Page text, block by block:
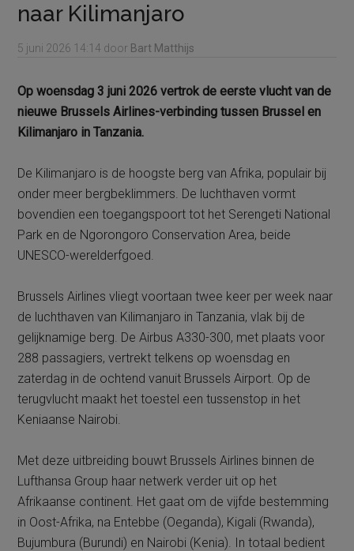
naar Kilimanjaro
5 juni 2026 14:14 door Bart Matthijs
Op woensdag 3 juni 2026 vertrok de eerste vlucht van de
nieuwe Brussels Airlines-verbinding tussen Brussel en
Kilimanjaro in Tanzania.
De Kilimanjaro is de hoogste berg van Afrika, populair bij
onder meer bergbeklimmers. De luchthaven vormt
bovendien een toegangspoort tot het Serengeti National
Park en de Ngorongoro Conservation Area, beide
UNESCO-werelderfgoed.
Brussels Airlines vliegt voortaan twee keer per week naar
de luchthaven van Kilimanjaro in Tanzania, vlak bij de
gelijknamige berg. De Airbus A330-300, met plaats voor
288 passagiers, vertrekt telkens op woensdag en
zaterdag in de ochtend vanuit Brussels Airport. Op de
terugvlucht maakt het toestel een tussenstop in het
Keniaanse Nairobi.
Met deze uitbreiding bouwt Brussels Airlines binnen de
Lufthansa Group haar netwerk verder uit op het
Afrikaanse continent. Het gaat om de vijfde bestemming
in Oost-Afrika, na Entebbe (Oeganda), Kigali (Rwanda),
Bujumbura (Burundi) en Nairobi (Kenia). In totaal bedient